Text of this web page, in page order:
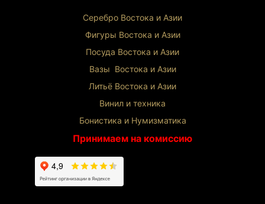
Серебро Востока и Азии
Фигуры Востока и Азии
Посуда Востока и Азии
Вазы Востока и Азии
Литьё Востока и Азии
Винил и техника
Бонистика и Нумизматика
Принимаем на комиссию